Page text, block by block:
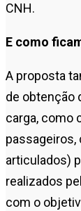
CNH.
E como
A proposta
de obtenção
carga, como
passageiros,
articulados)
realizados
com o